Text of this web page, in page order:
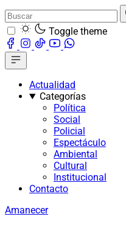
Toggle theme
Actualidad
Categorías
Política
Social
Policial
Espectáculo
Ambiental
Cultural
Institucional
Contacto
Amanecer